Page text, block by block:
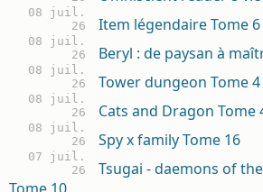
08 juil.
26
Item légendaire Tome 6
08 juil.
26
Beryl : de paysan à
08 juil.
26
Tower dungeon Tome 4
08 juil.
26
Cats and Dragon Tome
08 juil.
26
Spy x family Tome 16
07 juil.
26
Tsugai - daemons of